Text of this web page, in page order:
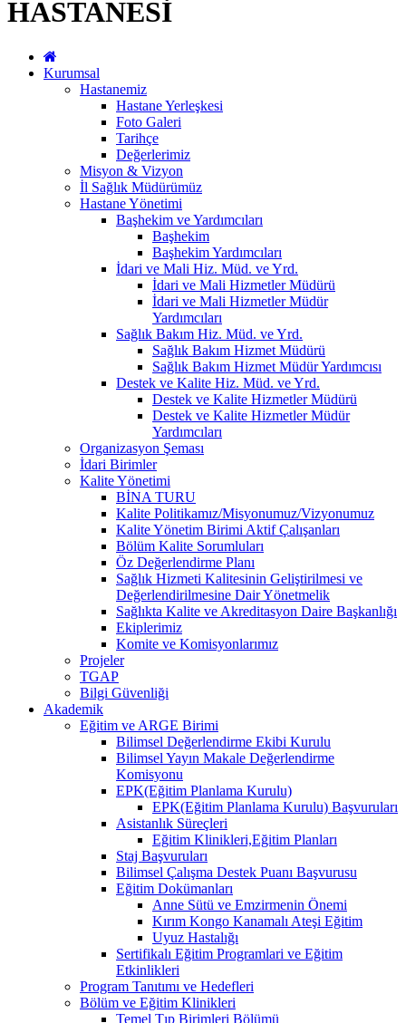
HASTANESİ
Kurumsal
Hastanemiz
Hastane Yerleşkesi
Foto Galeri
Tarihçe
Değerlerimiz
Misyon & Vizyon
İl Sağlık Müdürümüz
Hastane Yönetimi
Başhekim ve Yardımcıları
Başhekim
Başhekim Yardımcıları
İdari ve Mali Hiz. Müd. ve Yrd.
İdari ve Mali Hizmetler Müdürü
İdari ve Mali Hizmetler Müdür
Yardımcıları
Sağlık Bakım Hiz. Müd. ve Yrd.
Sağlık Bakım Hizmet Müdürü
Sağlık Bakım Hizmet Müdür Yardımcısı
Destek ve Kalite Hiz. Müd. ve Yrd.
Destek ve Kalite Hizmetler Müdürü
Destek ve Kalite Hizmetler Müdür
Yardımcıları
Organizasyon Şeması
İdari Birimler
Kalite Yönetimi
BİNA TURU
Kalite Politikamız/Misyonumuz/Vizyonumuz
Kalite Yönetim Birimi Aktif Çalışanları
Bölüm Kalite Sorumluları
Öz Değerlendirme Planı
Sağlık Hizmeti Kalitesinin Geliştirilmesi ve
Değerlendirilmesine Dair Yönetmelik
Sağlıkta Kalite ve Akreditasyon Daire Başkanlığı
Ekiplerimiz
Komite ve Komisyonlarımız
Projeler
TGAP
Bilgi Güvenliği
Akademik
Eğitim ve ARGE Birimi
Bilimsel Değerlendirme Ekibi Kurulu
Bilimsel Yayın Makale Değerlendirme
Komisyonu
EPK(Eğitim Planlama Kurulu)
EPK(Eğitim Planlama Kurulu) Başvuruları
Asistanlık Süreçleri
Eğitim Klinikleri,Eğitim Planları
Staj Başvuruları
Bilimsel Çalışma Destek Puanı Başvurusu
Eğitim Dokümanları
​Anne Sütü ve Emzirmenin Önemi
Kırım Kongo Kanamalı Ateşi Eğitim
Uyuz Hastalığı
Sertifikalı Eğitim Programlari ve Eğitim
Etkinlikleri
Program Tanıtımı ve Hedefleri
Bölüm ve Eğitim Klinikleri
Temel Tıp Birimleri Bölümü